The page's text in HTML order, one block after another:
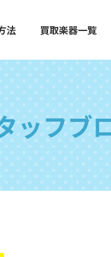
法 買取楽器一覧
ッフブ